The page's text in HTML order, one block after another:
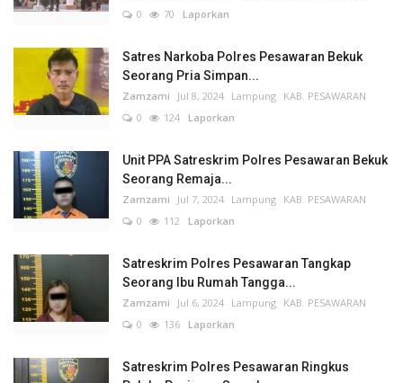
0
70 Laporkan
Satres Narkoba Polres Pesawaran Bekuk
Seorang Pria Simpan...
Zamzami Jul 8, 2024 Lampung KAB. PESAWARAN
0
124 Laporkan
Unit PPA Satreskrim Polres Pesawaran Bekuk
Seorang Remaja...
Zamzami Jul 7, 2024 Lampung KAB. PESAWARAN
0
112 Laporkan
Satreskrim Polres Pesawaran Tangkap
Seorang Ibu Rumah Tangga...
Zamzami Jul 6, 2024 Lampung KAB. PESAWARAN
0
136 Laporkan
Satreskrim Polres Pesawaran Ringkus